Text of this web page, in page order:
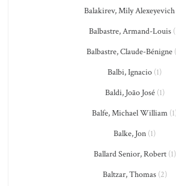
Balakirev, Mily Alexeyevich
Balbastre, Armand-Louis
Balbastre, Claude-Bénigne
Balbi, Ignacio (1)
Baldi, João José(1)
Balfe, Michael William
Balke, Jon (1)
Ballard Senior, Robert(1)
Baltzar, Thomas(2)